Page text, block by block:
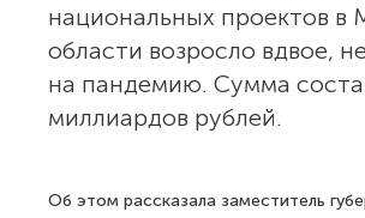
национальных проектов в
области возросло вдвое,
на пандемию. Сумма
миллиардов рублей.
Об этом рассказала заместитель